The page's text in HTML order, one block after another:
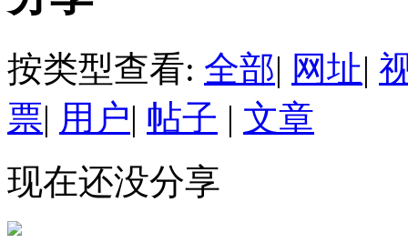
按类型查看: 全部| 网址|
票| 用户| 帖子 | 文章
现在还没分享